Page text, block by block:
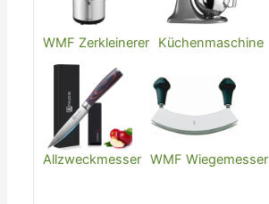
WMF Zerkleinerer Küchenmaschine
Allzweckmesser WMF Wiegemesser